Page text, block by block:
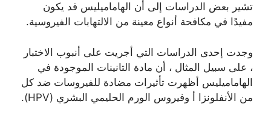
تشير بعض الدراسات إلى أن الهاماميليس قد يكون
مفيدًا في مكافحة أنواع معينة من الالتهابات الفيروسية.
وجدت إحدى الدراسات التي أجريت على أنبوب الاختبار
، على سبيل المثال ، أن مادة التانينات الموجودة في
الهاماميليس أظهرت تأثيرات مضادة للفيروسات ضد كل
من الأنفلونزا أ وفيروس الورم الحليمي البشري (HPV).